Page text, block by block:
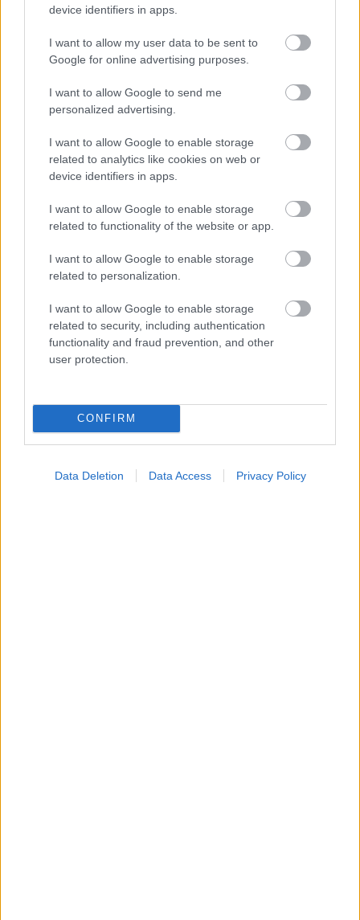
device identifiers in apps.
I want to allow my user data to be sent to
Google for online advertising purposes.
I want to allow Google to send me
personalized advertising.
I want to allow Google to enable storage
related to analytics like cookies on web or
device identifiers in apps.
I want to allow Google to enable storage
related to functionality of the website or app.
I want to allow Google to enable storage
related to personalization.
I want to allow Google to enable storage
related to security, including authentication
functionality and fraud prevention, and other
user protection.
CONFIRM
Data Deletion Data Access Privacy Policy
ΣΗΜΕΡΑ ΣΤΟ IATRONET.GR
ECDC: Στην Ελλάδα το 25% των ευρωπαϊκών
κρουσμάτων ιού του Δυτικού Νείλου [πίνακας]